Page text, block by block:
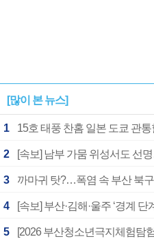
[많이 본 뉴스]
1 15호 태풍 찬홈 일본 도쿄 관
2 [속보] 남부 가뭄 위성서도 선
3 까마귀 탓?…폭염 속 부산 북
4 [속보] 부산·김해·울주 ‘경계
5